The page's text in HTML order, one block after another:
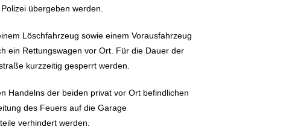
übergeben werden.
Löschfahrzeug sowie einem Vorausfahrzeug
ein Rettungswagen vor Ort. Für die Dauer der
kurzzeitig gesperrt werden.
Handelns der beiden privat vor Ort befindlichen
des Feuers auf die Garage
verhindert werden.